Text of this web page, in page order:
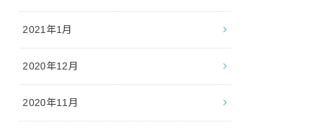
2021年1月
2020年12月
2020年11月